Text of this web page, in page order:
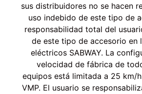
sus distribuidores no se hacen
uso indebido de este tipo de
responsabilidad total del
de este tipo de accesorio en
eléctricos SABWAY. La
velocidad de fábrica de
equipos está limitada a 25 km/
VMP. El usuario se